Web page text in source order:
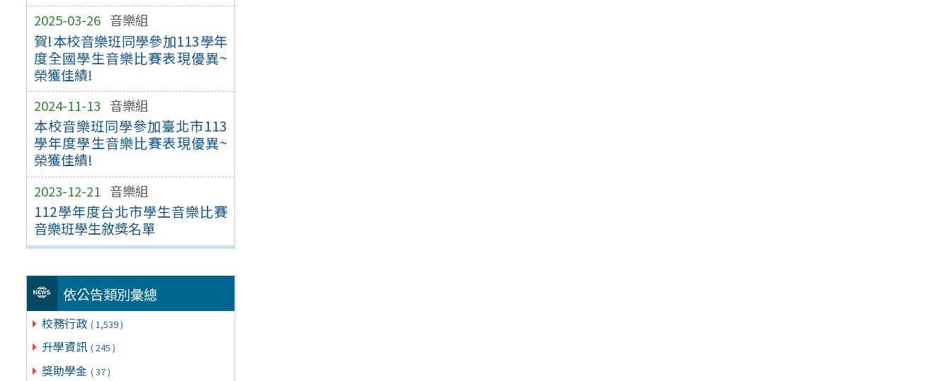
2025-03-26 音樂組
賀!本校音樂班同學參加113學年
度全國學生音樂比賽表現優異~
榮獲佳績!
2024-11-13 音樂組
本校音樂班同學參加臺北市113
學年度學生音樂比賽表現優異~
榮獲佳績!
2023-12-21 音樂組
112學年度台北市學生音樂比賽
音樂班學生敘獎名單
依公告類別彙總
校務行政 ( 1,539 )
升學資訊 ( 245 )
獎助學金 ( 37 )